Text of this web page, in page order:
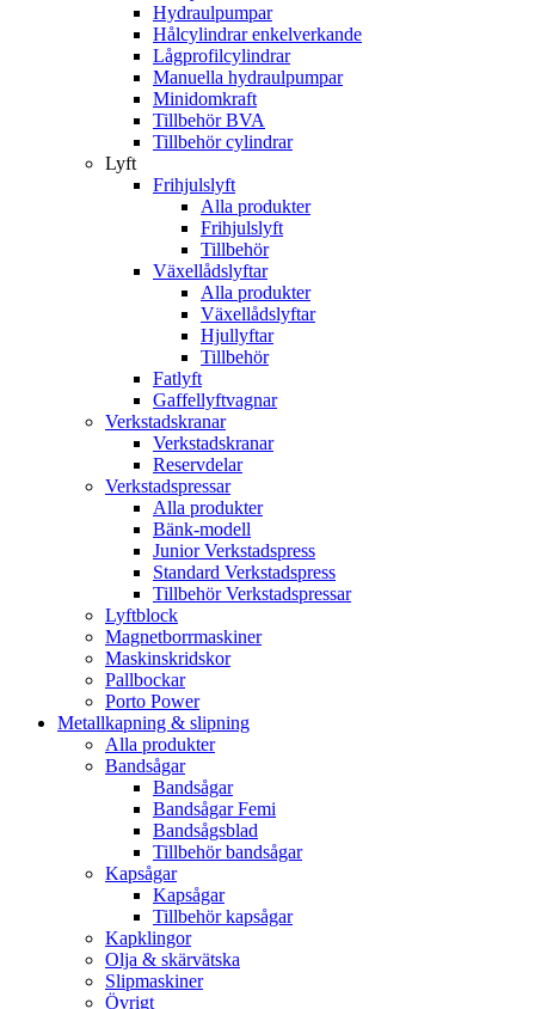
Hydraulpumpar
Hålcylindrar enkelverkande
Lågprofilcylindrar
Manuella hydraulpumpar
Minidomkraft
Tillbehör BVA
Tillbehör cylindrar
Lyft
Frihjulslyft
Alla produkter
Frihjulslyft
Tillbehör
Växellådslyftar
Alla produkter
Växellådslyftar
Hjullyftar
Tillbehör
Fatlyft
Gaffellyftvagnar
Verkstadskranar
Verkstadskranar
Reservdelar
Verkstadspressar
Alla produkter
Bänk-modell
Junior Verkstadspress
Standard Verkstadspress
Tillbehör Verkstadspressar
Lyftblock
Magnetborrmaskiner
Maskinskridskor
Pallbockar
Porto Power
Metallkapning & slipning
Alla produkter
Bandsågar
Bandsågar
Bandsågar Femi
Bandsågsblad
Tillbehör bandsågar
Kapsågar
Kapsågar
Tillbehör kapsågar
Kapklingor
Olja & skärvätska
Slipmaskiner
Övrigt